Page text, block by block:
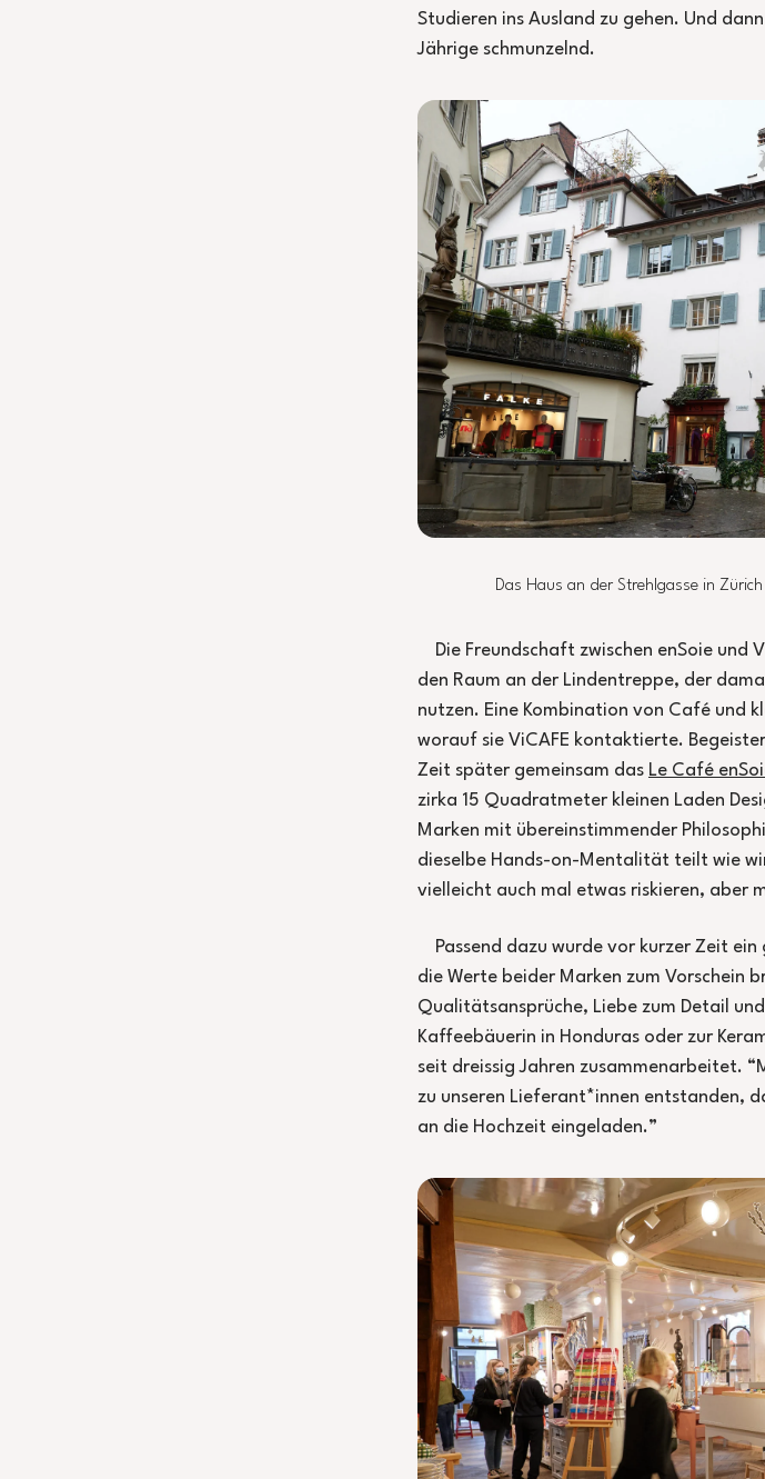
Studieren ins Ausland zu gehen. Und
Jährige schmunzelnd.
Das Haus an der Strehlgasse in
Die Freundschaft zwischen enSoie und
den Raum an der Lindentreppe, der
nutzen. Eine Kombination von Café und
worauf sie ViCAFE kontaktierte.
Zeit später gemeinsam das Le Café
zirka 15 Quadratmeter kleinen Laden
Marken mit übereinstimmender
dieselbe Hands-on-Mentalität teilt wie
vielleicht auch mal etwas riskieren, aber
Passend dazu wurde vor kurzer Zeit ein
die Werte beider Marken zum Vorschein
Qualitätsansprüche, Liebe zum Detail
Kaffeebäuerin in Honduras oder zur
seit dreissig Jahren zusammenarbeitet.
zu unseren Lieferant*innen entstanden,
an die Hochzeit eingeladen.”